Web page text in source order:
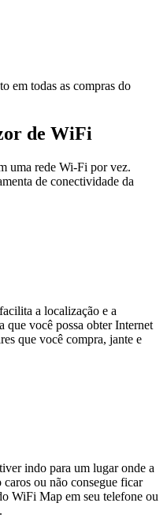
em todas as compras do
de WiFi
uma rede Wi-Fi por vez.
de conectividade da
a localização e a
que você possa obter Internet
que você compra, jante e
indo para um lugar onde a
ou não consegue ficar
WiFi Map em seu telefone ou